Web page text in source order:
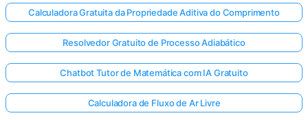
Calculadora Gratuita da Propriedade Aditiva do Comprimento
Resolvedor Gratuito de Processo Adiabático
Chatbot Tutor de Matemática com IA Gratuito
Calculadora de Fluxo de Ar Livre